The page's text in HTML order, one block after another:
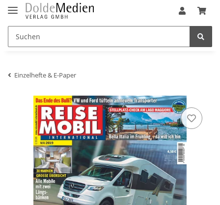
Einzelhefte & E-Paper